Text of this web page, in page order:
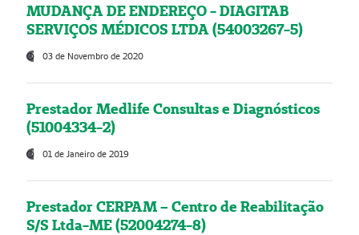
MUDANÇA DE ENDEREÇO - DIAGITAB
SERVIÇOS MÉDICOS LTDA (54003267-5)
03 de Novembro de 2020
Prestador Medlife Consultas e Diagnósticos
(51004334-2)
01 de Janeiro de 2019
Prestador CERPAM – Centro de Reabilitação
S/S Ltda-ME (52004274-8)